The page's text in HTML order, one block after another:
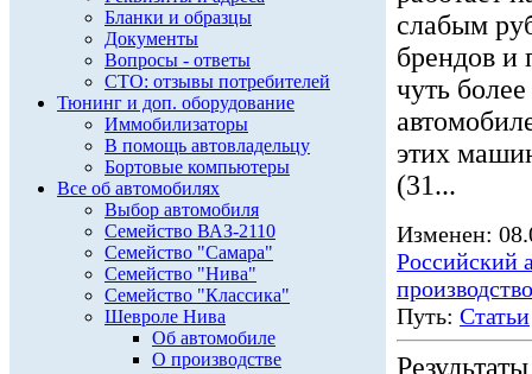
Бланки и образцы
Документы
Вопросы - ответы
СТО: отзывы потребителей
Тюнинг и доп. оборудование
Иммобилизаторы
В помощь автовладельцу
Бортовые компьютеры
Все об автомобилях
Выбор автомобиля
Семейство ВАЗ-2110
Семейство "Самара"
Семейство "Нива"
Семейство "Классика"
Шевроле Нива
Об автомобиле
О производстве
слабым
брендов и
чуть
этих
(31...
Изменен:
Российский
производство
Путь: Статьи